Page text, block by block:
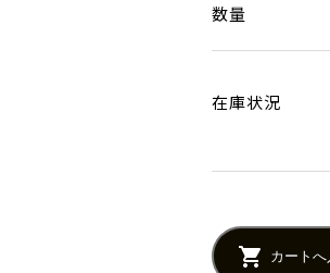
数量
在庫状況
カートへ